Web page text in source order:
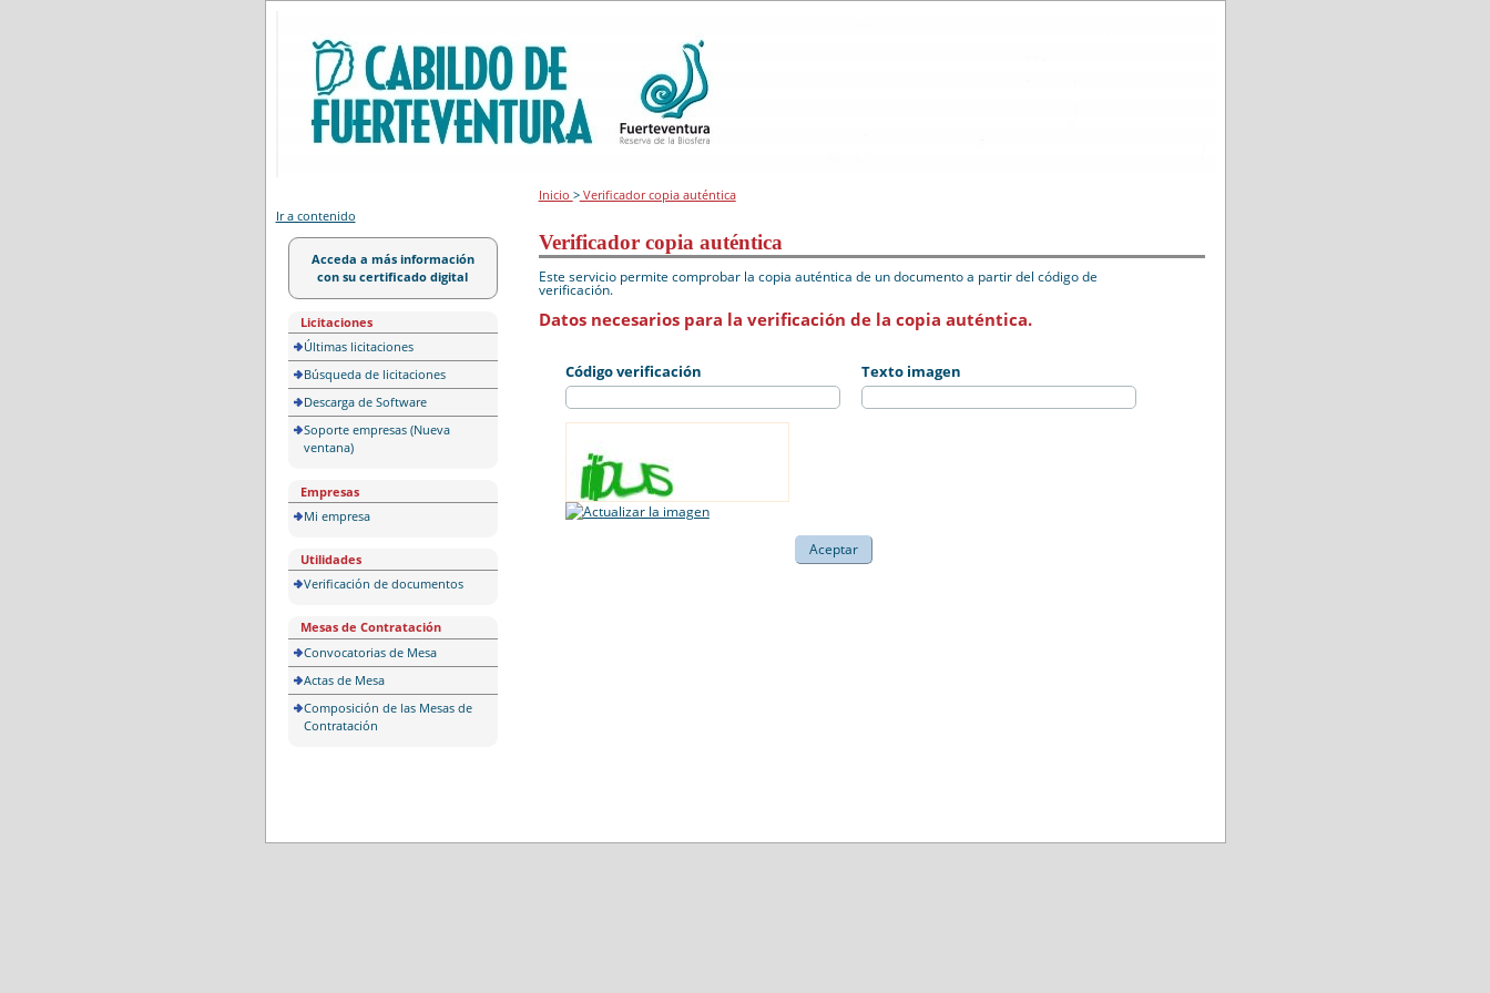
Ir a contenido
Acceda a más información
con su certificado digital
Licitaciones
Últimas licitaciones
Búsqueda de licitaciones
Descarga de Software
Soporte empresas (Nueva
ventana)
Empresas
Mi empresa
Utilidades
Verificación de documentos
Mesas de Contratación
Convocatorias de Mesa
Actas de Mesa
Composición de las Mesas de
Contratación
Inicio >Verificador copia auténtica
Verificador copia auténtica
Este servicio permite comprobar la copia auténtica de un documento a partir del código de
verificación.
Datos necesarios para la verificación de la copia auténtica.
Código verificación Texto imagen